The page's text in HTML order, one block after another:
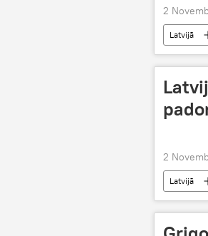
2
Latvijā
2
Latvijā